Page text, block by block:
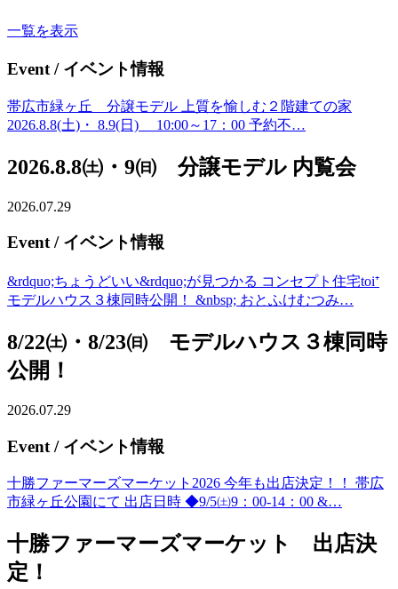
一覧を表示
Event / イベント情報
帯広市緑ヶ丘 分譲モデル 上質を愉しむ２階建ての家
2026.8.8(土)・ 8.9(日) 10:00～17：00 予約不…
2026.8.8㈯・9㈰ 分譲モデル 内覧会
2026.07.29
Event/ イベント情報
&rdquo;ちょうどいい&rdquo;が見つかる コンセプト住宅toi⁺
モデルハウス３棟同時公開！ &nbsp; おとふけむつみ…
8/22㈯・8/23㈰ モデルハウス３棟同時
公開！
2026.07.29
Event / イベント情報
十勝ファーマーズマーケット2026 今年も出店決定！！ 帯広
市緑ヶ丘公園にて 出店日時 ◆9/5㈯9：00-14：00 &…
十勝ファーマーズマーケット 出店決
定！